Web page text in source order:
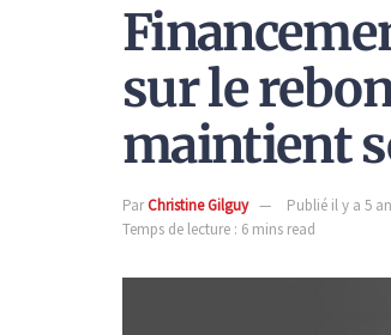
sur le
maintient
ParChristine Gilguy Publié il y a 5
Temps de lecture : 6 mins read